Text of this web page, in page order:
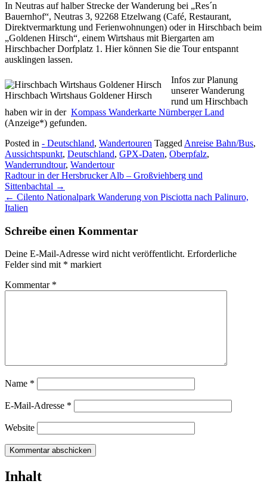
In Neutras auf halber Strecke der Wanderung bei „Res´n
Bauernhof“, Neutras 3, 92268 Etzelwang (Café, Restaurant,
Direktvermarktung und Ferienwohnungen) oder in Hirschbach beim
„Goldenen Hirsch“, einem Wirtshaus mit Biergarten am
Hirschbacher Dorfplatz 1. Hier können Sie die Tour entspannt
ausklingen lassen.
Hirschbach Wirtshaus Goldener Hirsch
Infos zur Planung
unserer Wanderung
rund um Hirschbach
haben wir in der Kompass Wanderkarte Nürnberger Land
(Anzeige*) gefunden.
Posted in - Deutschland, Wandertouren Tagged Anreise Bahn/Bus,
Aussichtspunkt, Deutschland, GPX-Daten, Oberpfalz,
Wanderrundtour, Wandertour
Post
navigation
Radtour in der Hersbrucker Alb – Großviehberg und
Sittenbachtal →
← Cilento Nationalpark Wanderung von Pisciotta nach Palinuro,
Italien
Schreibe einen Kommentar
Deine E-Mail-Adresse wird nicht veröffentlicht. Erforderliche
Felder sind mit * markiert
Kommentar *
Name *
E-Mail-Adresse *
Website
Inhalt